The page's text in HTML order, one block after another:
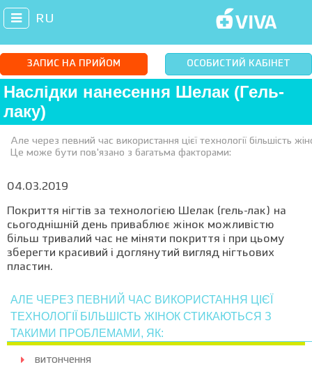
RU
ЗАПИС НА ПРИЙОМ ОСОБИСТИЙ КАБІНЕТ
Наслідки нанесення Шелак (Гель-
лаку)
Але через певний час використання цієї технології більшість
Це може бути пов'язано з багатьма факторами:
04.03.2019
Покриття нігтів за технологією Шелак (гель-лак) на
сьогоднішній день приваблює жінок можливістю
більш тривалий час не міняти покриття і при цьому
зберегти красивий і доглянутий вигляд нігтьових
пластин.
АЛЕ ЧЕРЕЗ ПЕВНИЙ ЧАС ВИКОРИСТАННЯ ЦІЄЇ
ТЕХНОЛОГІЇ БІЛЬШІСТЬ ЖІНОК СТИКАЮТЬСЯ З
ТАКИМИ ПРОБЛЕМАМИ, ЯК:
витончення